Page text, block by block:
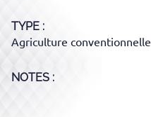
TYPE
Agriculture conventionnelle
NOTES :